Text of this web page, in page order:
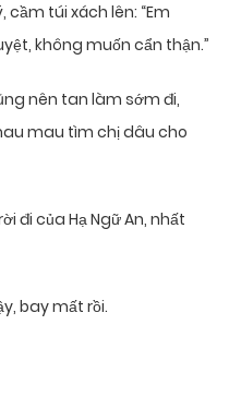
cầm túi xách lên: “Em
không muốn cẩn thận.”
nên tan làm sớm đi,
mau tìm chị dâu cho
đi của Hạ Ngữ An, nhất
bay mất rồi.